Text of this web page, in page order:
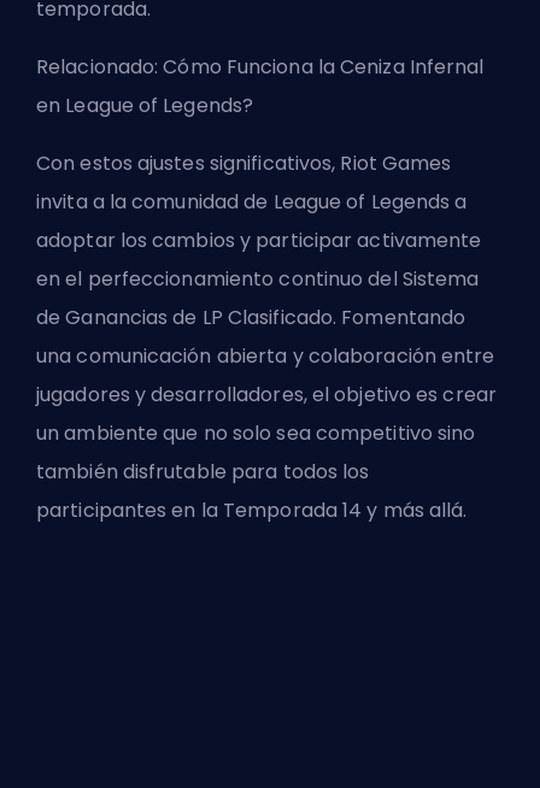
temporada.
Relacionado:Cómo Funciona la Ceniza Infernal
en League of Legends?
Con estos ajustes significativos, Riot Games
invita a la comunidad de League of Legends a
adoptar los cambios y participar activamente
en el perfeccionamiento continuo del Sistema
de Ganancias de LP Clasificado. Fomentando
una comunicación abierta y colaboración entre
jugadores y desarrolladores, el objetivo es crear
un ambiente que no solo sea competitivo sino
también disfrutable para todos los
participantes en la Temporada 14 y más allá.